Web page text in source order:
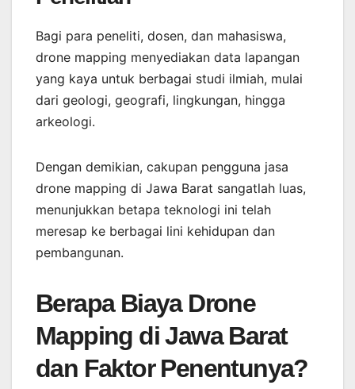
Bagi para peneliti, dosen, dan mahasiswa,
drone mapping menyediakan data lapangan
yang kaya untuk berbagai studi ilmiah, mulai
dari geologi, geografi, lingkungan, hingga
arkeologi.
Dengan demikian, cakupan pengguna jasa
drone mapping di Jawa Barat sangatlah luas,
menunjukkan betapa teknologi ini telah
meresap ke berbagai lini kehidupan dan
pembangunan.
Berapa Biaya Drone
Mapping di Jawa Barat
dan Faktor Penentunya?